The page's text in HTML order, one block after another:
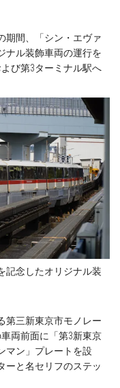
期間、「シン・エヴァ
ナル装飾車両の運行を
び第3ターミナル駅へ
記念したオリジナル装
第三新東京市モノレー
両前面に「第3新東京
マン」プレートを設
ーと名セリフのステッ